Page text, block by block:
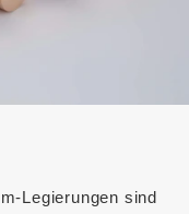
Legierungen sind